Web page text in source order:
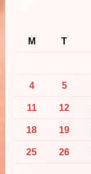
M
T
4 5
11 12
18 19
25 26